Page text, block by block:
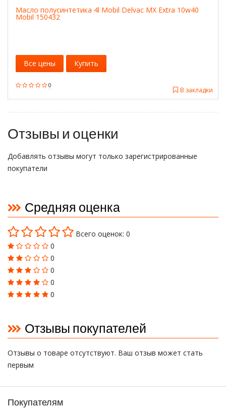
Масло полусинтетика 4l Mobil Delvac MX Extra 10w40
Mobil 150432
0
В закладки
Все цены Купить
Отзывы и оценки
Добавлять отзывы могут только зарегистрированные
покупатели
Средняя оценка
Всего оценок: 0
0
0
0
0
0
Отзывы покупателей
Отзывы о товаре отсутствуют. Ваш отзыв может стать
первым
Покупателям